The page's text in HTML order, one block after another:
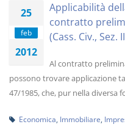
25
feb
2012
Applicabilità
contratto
(Cass. Civ., Sez.
Al contratto
possono trovare applicazione
47/1985, che, pur nella diversa
Economica Immobiliare